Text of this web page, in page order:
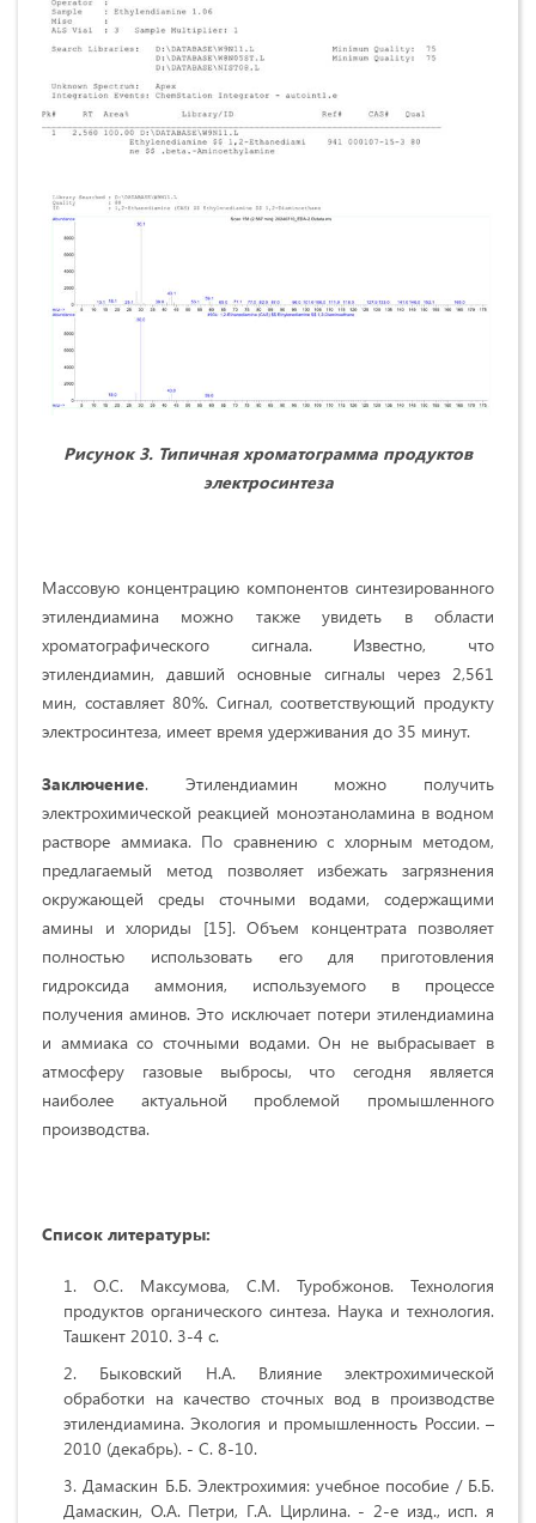
Рисунок 3. Типичная хроматограмма продуктов
электросинтеза
Массовую концентрацию компонентов синтезированного
этилендиамина
можно также увидеть в области
хроматографического сигнала. Известно, что
этилендиамин, давший основные сигналы через 2,561
мин, составляет 80%. Сигнал, соответствующий продукту
электросинтеза, имеет время удерживания до 35 минут.
Заключение. Этилендиамин можно получить
электрохимической реакцией моноэтаноламина в водном
растворе аммиака. По сравнению с хлорным методом,
предлагаемый метод позволяет избежать загрязнения
окружающей среды сточными водами, содержащими
амины и хлориды [15]. Объем концентрата позволяет
полностью использовать его для приготовления
гидроксида аммония, используемого в процессе
получения аминов. Это исключает потери этилендиамина
и аммиака со сточными водами. Он не выбрасывает в
атмосферу газовые выбросы, что сегодня является
наиболее актуальной проблемой промышленного
производства.
Список литературы:
О.С. Максумова, С.М. Туробжонов. Технология
продуктов органического синтеза. Наука и технология.
Ташкент 2010. 3-4 с.
Быковский Н.А. Влияние электрохимической
обработки на качество сточных вод в производстве
этилендиамина. Экология и промышленность России. –
2010 (декабрь). - С. 8-10.
Дамаскин Б.Б. Электрохимия: учебное пособие / Б.Б.
Дамаскин, О.А. Петри, Г.А. Цирлина. - 2-е изд., исп. я